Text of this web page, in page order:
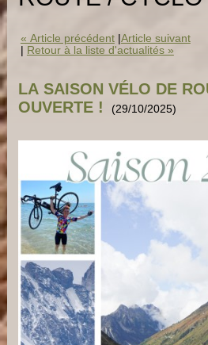
« Article précédent| Article suivant
Retour à la liste d'actualités »
LA SAISON VÉLO DE
OUVERTE !
(29/10/2025)